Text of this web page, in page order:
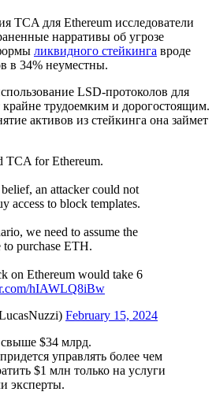
TCA для Ethereum исследователи
нарративы об угрозе
ликвидного стейкинга вроде
в 34% неуместны.
LSD-протоколов для
крайне трудоемким и дорогостоящим.
активов из стейкинга она займет
TCA for Ethereum.
an attacker could not
access to block templates.
we need to assume the
purchase ETH.
on Ethereum would take 6
hIAWLQ8iBw
February 15, 2024
свыше $34 млрд.
управлять более чем
$1 млн только на услуги
эксперты.